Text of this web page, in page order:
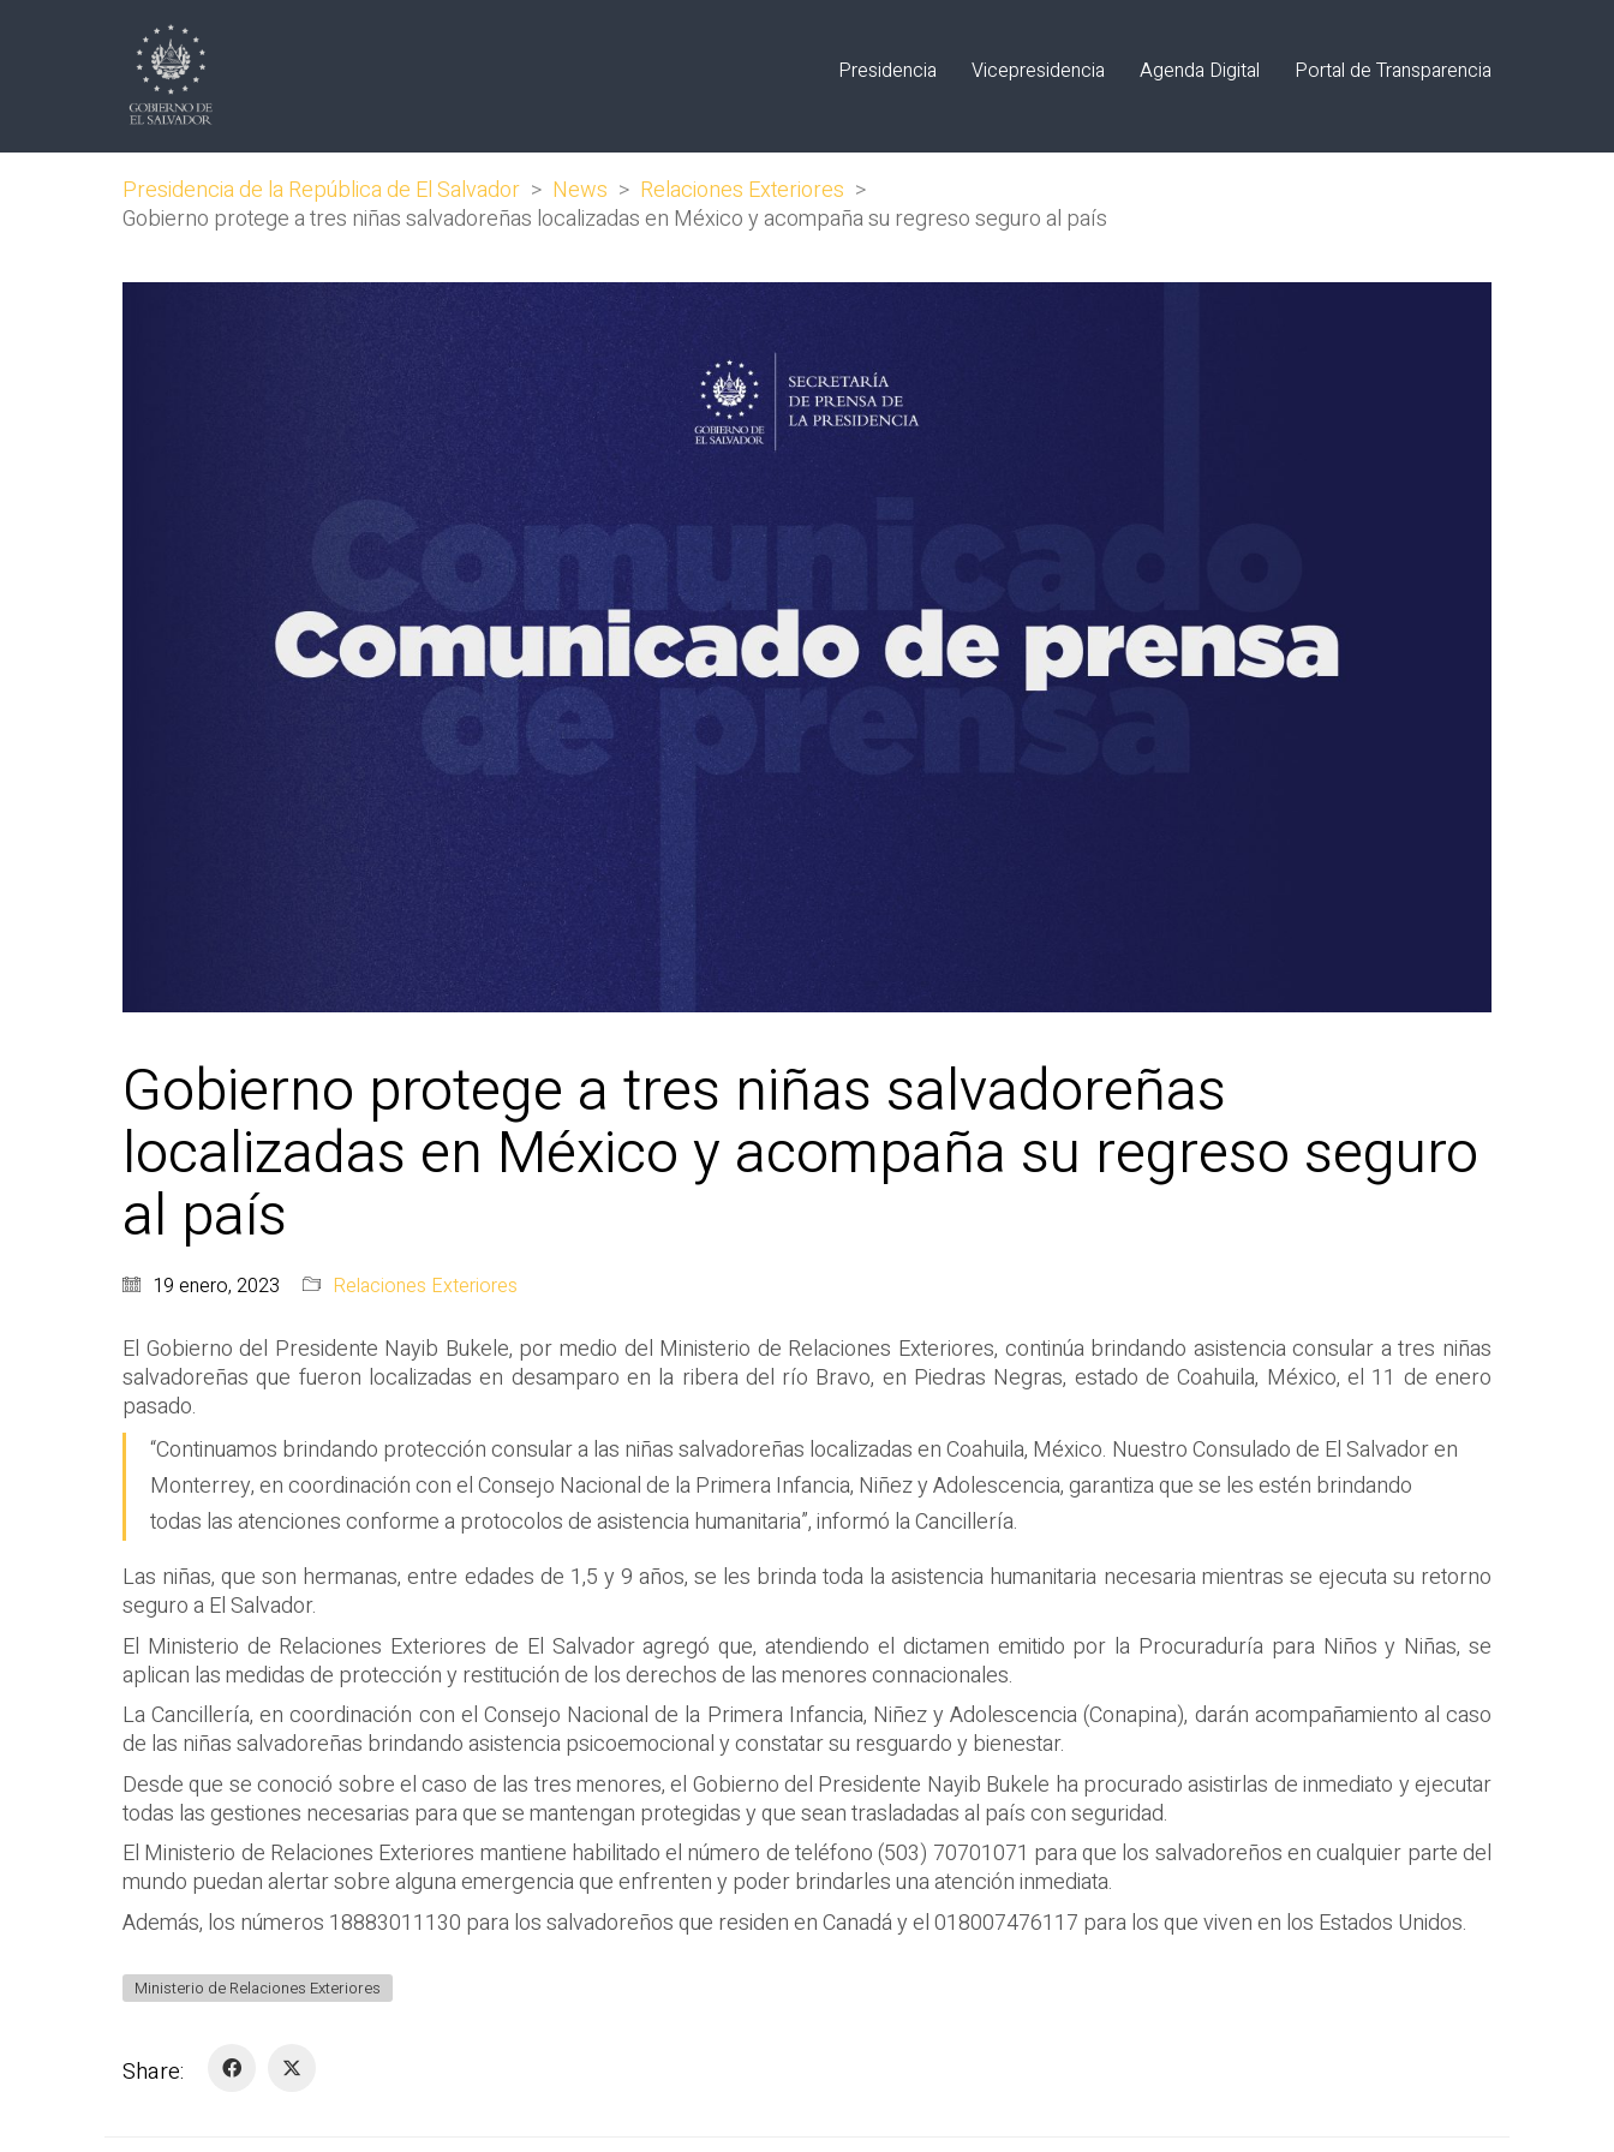
Presidencia Vicepresidencia Agenda Digital Portal de Transparencia
Presidencia de la República de El Salvador > News > Relaciones Exteriores >
Gobierno protege a tres niñas salvadoreñas localizadas en México y acompaña su regreso seguro al país
Gobierno protege a tres niñas salvadoreñas
localizadas en México y acompaña su regreso seguro
al país
19 enero, 2023 Relaciones Exteriores
El Gobierno del Presidente Nayib Bukele, por medio del Ministerio de Relaciones Exteriores, continúa brindando asistencia consular a tres niñas
salvadoreñas que fueron localizadas en desamparo en la ribera del río Bravo, en Piedras Negras, estado de Coahuila, México, el 11 de enero
pasado.
“Continuamos brindando protección consular a las niñas salvadoreñas localizadas en Coahuila, México. Nuestro Consulado de El Salvador en
Monterrey, en coordinación con el Consejo Nacional de la Primera Infancia, Niñez y Adolescencia, garantiza que se les estén brindando
todas las atenciones conforme a protocolos de asistencia humanitaria”, informó la Cancillería.
Las niñas, que son hermanas, entre edades de 1,5 y 9 años, se les brinda toda la asistencia humanitaria necesaria mientras se ejecuta su retorno
seguro a El Salvador.
El Ministerio de Relaciones Exteriores de El Salvador agregó que, atendiendo el dictamen emitido por la Procuraduría para Niños y Niñas, se
aplican las medidas de protección y restitución de los derechos de las menores connacionales.
La Cancillería, en coordinación con el Consejo Nacional de la Primera Infancia, Niñez y Adolescencia (Conapina), darán acompañamiento al caso
de las niñas salvadoreñas brindando asistencia psicoemocional y constatar su resguardo y bienestar.
Desde que se conoció sobre el caso de las tres menores, el Gobierno del Presidente Nayib Bukele ha procurado asistirlas de inmediato y ejecutar
todas las gestiones necesarias para que se mantengan protegidas y que sean trasladadas al país con seguridad.
El Ministerio de Relaciones Exteriores mantiene habilitado el número de teléfono (503) 70701071 para que los salvadoreños en cualquier parte del
mundo puedan alertar sobre alguna emergencia que enfrenten y poder brindarles una atención inmediata.
Además, los números 18883011130 para los salvadoreños que residen en Canadá y el 018007476117 para los que viven en los Estados Unidos.
Ministerio de Relaciones Exteriores
Share: